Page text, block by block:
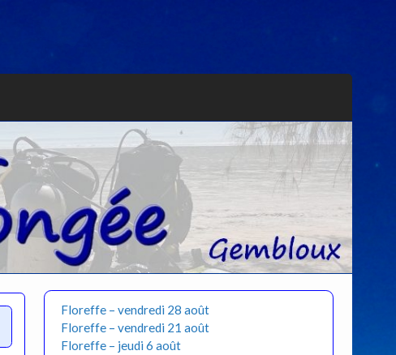
Floreffe – vendredi 28 août
Floreffe – vendredi 21 août
Floreffe – jeudi 6 août